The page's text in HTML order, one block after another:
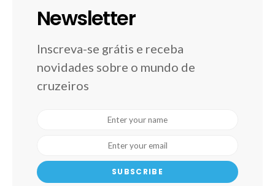
Newsletter
Inscreva-se grátis e receba
novidades sobre o mundo de
cruzeiros
SUBSCRIBE